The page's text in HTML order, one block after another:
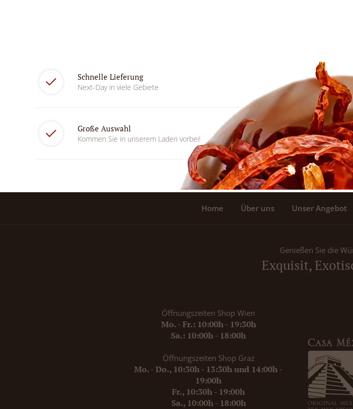
Schnelle Lieferung
Next-Day in viele Gebiete
Große Auswahl
Kommen Sie in unserem Laden vorbei!
Home Über uns Unser Angebot
Genießen Sie die
Exquisit,
Öffnungszeiten Shop Wien
Mo. - Fr.: 10:00h - 19:30h
Sa.: 10:00h - 18:00h
Öffnungszeiten Shop Graz
Mo. - Do., 10:30h - 13:30h und 14:00h -
19:00h
Fr., 10:30h - 19:00h
Sa., 10:00h - 18:00h